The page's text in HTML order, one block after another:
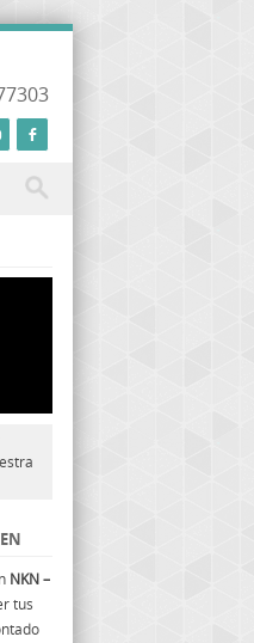
NKN –
tus